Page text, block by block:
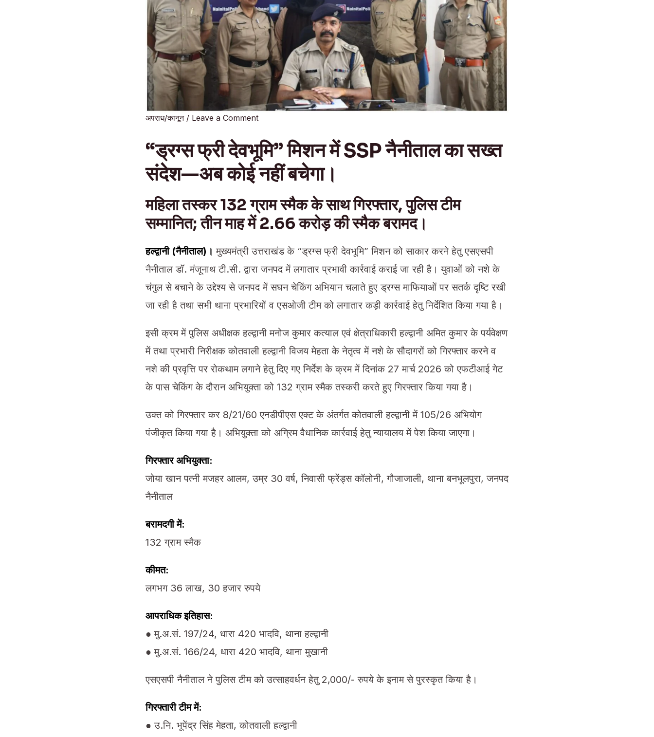
अपराध/कानून/ Leave a Comment
“ड्रग्स फ्री देवभूमि” मिशन में SSP नैनीताल का सख्त
संदेश—अब कोई नहीं बचेगा।
महिला तस्कर 132 ग्राम स्मैक के साथ गिरफ्तार, पुलिस टीम
सम्मानित; तीन माह में 2.66 करोड़ की स्मैक बरामद।
हल्द्वानी (नैनीताल)। मुख्यमंत्री उत्तराखंड के “ड्रग्स फ्री देवभूमि” मिशन को साकार करने हेतु एसएसपी
नैनीताल डॉ. मंजूनाथ टी.सी. द्वारा जनपद में लगातार प्रभावी कार्रवाई कराई जा रही है। युवाओं को नशे के
चंगुल से बचाने के उद्देश्य से जनपद में सघन चेकिंग अभियान चलाते हुए ड्रग्स माफियाओं पर सतर्क दृष्टि रखी
जा रही है तथा सभी थाना प्रभारियों व एसओजी टीम को लगातार कड़ी कार्रवाई हेतु निर्देशित किया गया है।
इसी क्रम में पुलिस अधीक्षक हल्द्वानी मनोज कुमार कत्याल एवं क्षेत्राधिकारी हल्द्वानी अमित कुमार के पर्यवेक्षण
में तथा प्रभारी निरीक्षक कोतवाली हल्द्वानी विजय मेहता के नेतृत्व में नशे के सौदागरों को गिरफ्तार करने व
नशे की प्रवृत्ति पर रोकथाम लगाने हेतु दिए गए निर्देश के क्रम में दिनांक 27 मार्च 2026 को एफटीआई गेट
के पास चेकिंग के दौरान अभियुक्ता को 132 ग्राम स्मैक तस्करी करते हुए गिरफ्तार किया गया है।
उक्त को गिरफ्तार कर 8/21/60 एनडीपीएस एक्ट के अंतर्गत कोतवाली हल्द्वानी में 105/26 अभियोग
पंजीकृत किया गया है। अभियुक्ता को अग्रिम वैधानिक कार्रवाई हेतु न्यायालय में पेश किया जाएगा।
गिरफ्तार अभियुक्ता:
जोया खान पत्नी मजहर आलम, उम्र 30 वर्ष, निवासी फ्रेंड्स कॉलोनी, गौजाजाली, थाना बनभूलपुरा, जनपद
नैनीताल
बरामदगी में:
132 ग्राम स्मैक
कीमत:
लगभग 36 लाख, 30 हजार रुपये
आपराधिक इतिहास:
● मु.अ.सं. 197/24, धारा 420 भादवि, थाना हल्द्वानी
● मु.अ.सं. 166/24, धारा 420 भादवि, थाना मुखानी
एसएसपी नैनीताल ने पुलिस टीम को उत्साहवर्धन हेतु 2,000/- रुपये के इनाम से पुरस्कृत किया है।
गिरफ्तारी टीम में:
● उ.नि. भूपेंद्र सिंह मेहता, कोतवाली हल्द्वानी